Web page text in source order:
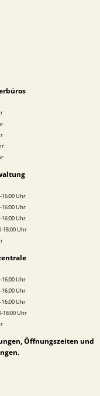
Uhr
Uhr
Uhr
18:00 Uhr
Uhr
Uhr
Uhr
18:00 Uhr
Öffnungszeiten und